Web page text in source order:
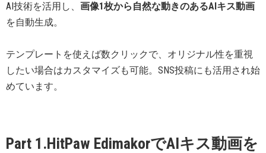
AI技術を活用し、 画像1枚から自然な動きのあるAIキス動画
を自動生成。
テンプレートを使えば数クリックで、オリジナル性を重視
したい場合はカスタマイズも可能。SNS投稿にも活用され始
めています。
Part 1.HitPaw EdimakorでAIキス動画を